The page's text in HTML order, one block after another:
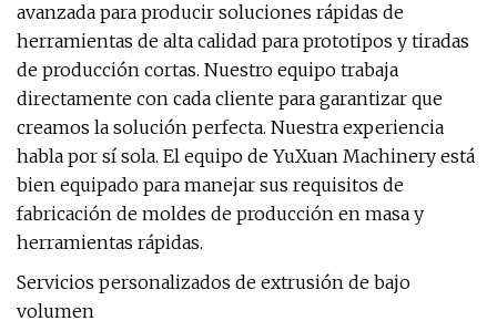
avanzada para producir soluciones rápidas de
herramientas de alta calidad para prototipos y tiradas
de producción cortas. Nuestro equipo trabaja
directamente con cada cliente para garantizar que
creamos la solución perfecta. Nuestra experiencia
habla por sí sola. El equipo de YuXuan Machinery está
bien equipado para manejar sus requisitos de
fabricación de moldes de producción en masa y
herramientas rápidas.
Servicios personalizados de extrusión de bajo
volumen